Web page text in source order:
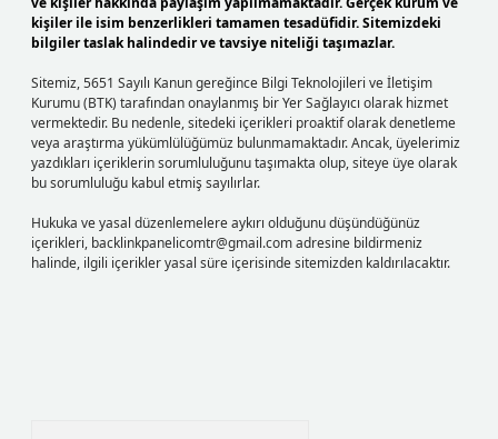
kişiler ile isim benzerlikleri tamamen tesadüfidir. Sitemizdeki
bilgiler taslak halindedir ve tavsiye niteliği taşımazlar.
Sitemiz, 5651 Sayılı Kanun gereğince Bilgi Teknolojileri ve İletişim
Kurumu (BTK) tarafından onaylanmış bir Yer Sağlayıcı olarak hizmet
vermektedir. Bu nedenle, sitedeki içerikleri proaktif olarak denetleme
veya araştırma yükümlülüğümüz bulunmamaktadır. Ancak, üyelerimiz
yazdıkları içeriklerin sorumluluğunu taşımakta olup, siteye üye olarak
bu sorumluluğu kabul etmiş sayılırlar.
Hukuka ve yasal düzenlemelere aykırı olduğunu düşündüğünüz
içerikleri, backlinkpanelicomtr@gmail.comadresine bildirmeniz
halinde, ilgili içerikler yasal süre içerisinde sitemizden kaldırılacaktır.